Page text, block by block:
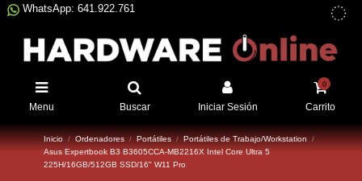
WhatsApp: 641.922.761
Menu Buscar Iniciar Sesión
0
Carrito
Inicio Ordenadores Portátiles
Portátiles de Trabajo/Workstation
Asus Expertbook B3 B3605CCA-MB2216X Intel Core Ultra 5
225H/16GB/512GB SSD/16" W11 Pro